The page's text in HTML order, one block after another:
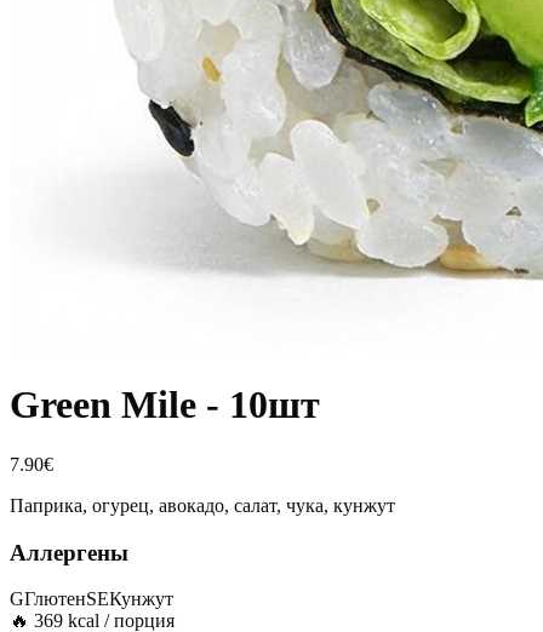
Green Mile - 10шт
7.90€
Паприка, огурец, авокадо, салат, чука, кунжут
Аллергены
GГлютенSEКунжут
🔥 369 kcal / порция